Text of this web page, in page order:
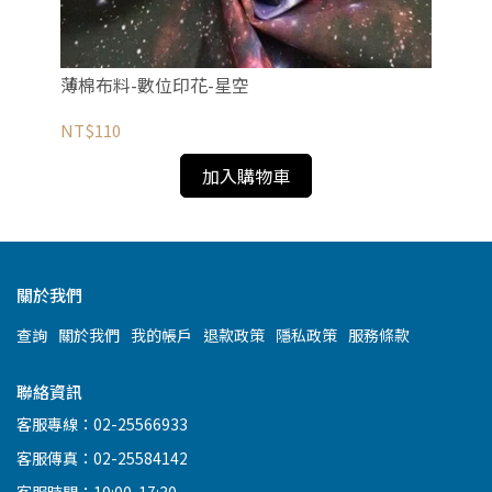
薄棉布料-數位印花-星空
NT$110
加入購物車
關於我們
查詢 關於我們 我的帳戶 退款政策 隱私政策 服務條款
聯絡資訊
客服專線：02-25566933
客服傳真：02-25584142